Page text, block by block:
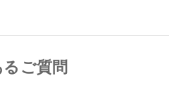
ご質問